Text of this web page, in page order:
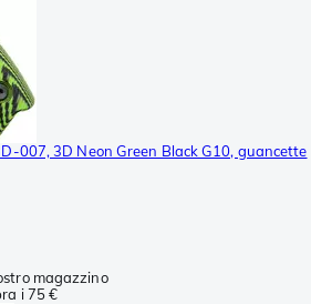
007, 3D Neon Green Black G10, guancette
magazzino
i 75 €